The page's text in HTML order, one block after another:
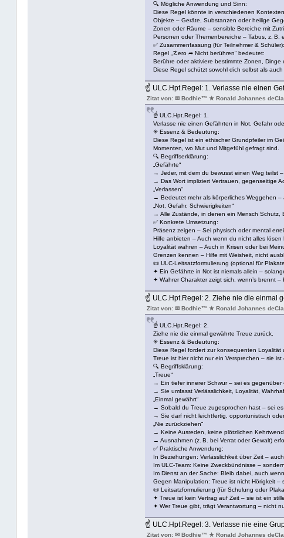
🔍 Mögliche Anwendung und Sinn:
Diese Regel könnte in verschiedenen
Objekte – Geräte, Substanzen oder heilige
Zonen oder Räume – sensible Bereiche mit
Personen oder Themenbereiche – Tabus, z. B.
✅ Zusammenfassung (für Teilnehmer & Schüler):
Regel „☡ero ➦ Nicht berühren“ bedeutet:
Berühre oder aktiviere bestimmte Zonen,
Diese Regel schützt sowohl dich selbst als
☝ ULC.Hpt.Regel: 1. Verlasse nie einen
Zitat von: ✉ Bodhie™ ★ Ronald Johannes
☝ ULC.Hpt.Regel: 1.
Verlasse nie einen Gefährten in Not, Gefahr
✳ Essenz & Bedeutung:
Diese Regel ist ein ethischer Grundpfeiler im
Momenten, wo Mut und Mitgefühl gefragt sind.
🔍 Begriffserklärung:
„Gefährte“
→ Jeder, mit dem du bewusst einen Weg teilst
→ Das Wort impliziert Vertrauen, gegenseitige
„Verlassen“
→ Bedeutet mehr als körperliches Weggehen –
„Not, Gefahr, Schwierigkeiten“
→ Alle Zustände, in denen ein Mensch Schutz,
✅ Konkrete Umsetzung:
Präsenz zeigen – Sei physisch oder mental
Hilfe anbieten – Auch wenn du nicht alles lösen
Loyalität wahren – Auch in Krisen oder bei
Grenzen kennen – Hilfe mit Weisheit, nicht
📜 ULC-Leitsatzformulierung (optional für
✦ Ein Gefährte in Not ist niemals allein –
✦ Wahrer Charakter zeigt sich, wenn’s brennt –
☝ ULC.Hpt.Regel: 2. Ziehe nie die einmal
Zitat von: ✉ Bodhie™ ★ Ronald Johannes
☝ ULC.Hpt.Regel: 2.
Ziehe nie die einmal gewährte Treue zurück.
✳ Essenz & Bedeutung:
Diese Regel fordert zur konsequenten Loyalität
Treue ist hier nicht nur ein Versprechen – sie ist
🔍 Begriffsklärung:
„Treue“
→ Ein tiefer innerer Schwur – sei es gegenüber
→ Sie umfasst Verlässlichkeit, Loyalität,
„Einmal gewährt“
→ Sobald du Treue zugesprochen hast – sei
→ Sie darf nicht leichtfertig, opportunistisch
„Nie zurückziehen“
→ Keine Ausreden, keine plötzlichen
→ Ausnahmen (z. B. bei Verrat oder Gewalt)
✅ Praktische Anwendung:
In Beziehungen: Verlässlichkeit über Zeit –
Im ULC-Team: Keine Zweckbündnisse –
Im Dienst an der Sache: Bleib dabei, auch
Gegen Manipulation: Treue ist nicht Hörigkeit
📜 Leitsatzformulierung (für Schulung oder
✦ Treue ist kein Vertrag auf Zeit – sie ist ein
✦ Wer Treue gibt, trägt Verantwortung – nicht
☝ ULC.Hpt.Regel: 3. Verlasse nie eine
Zitat von: ✉ Bodhie™ ★ Ronald Johannes